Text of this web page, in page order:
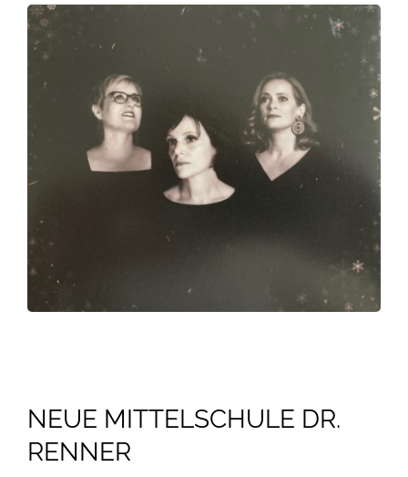
NEUE MITTELSCHULE DR.
RENNER